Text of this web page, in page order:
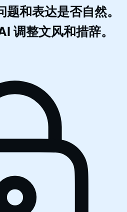
和表达是否自然。
调整文风和措辞。